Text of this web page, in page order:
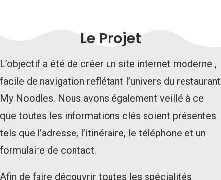
Le Projet
L’objectif a été de créer un site internet moderne ,
facile de navigation reflétant l’univers du restaurant
My Noodles. Nous avons également veillé à ce
que toutes les informations clés soient présentes
tels que l’adresse, l’itinéraire, le téléphone et un
formulaire de contact.
Afin de faire découvrir toutes les spécialités